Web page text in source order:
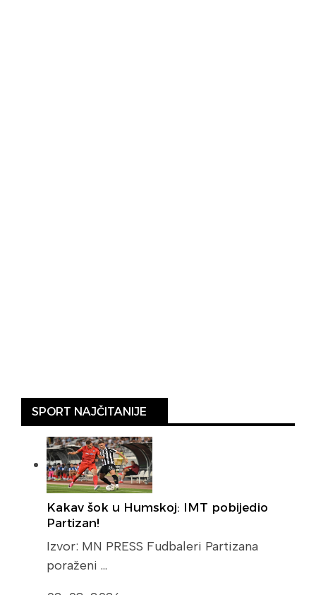
SPORT NAJČITANIJE
Kakav šok u Humskoj: IMT pobijedio
Partizan!
Izvor: MN PRESS Fudbaleri Partizana
poraženi …